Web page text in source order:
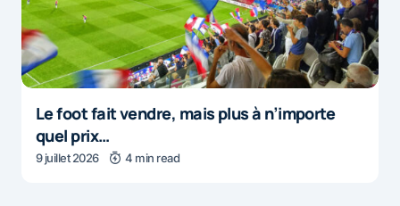
Le foot fait vendre, mais plus à n’importe
quel prix…
9 juillet 2026 4 min read